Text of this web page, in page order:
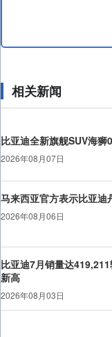
相关新闻
比亚迪全新旗舰SUV海狮
2026年08月07日
马来西亚官方表示比亚迪
2026年08月06日
比亚迪7月销量达
新高
2026年08月03日